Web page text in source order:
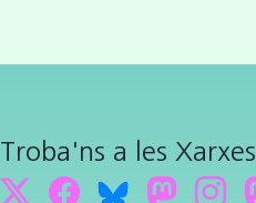
Troba'ns a les Xarxes